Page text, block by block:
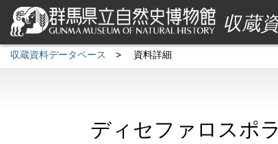
収蔵
収蔵資料データベース > 資料詳細
ディセファロスポラ